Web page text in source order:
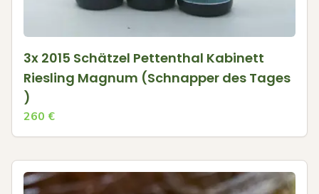
3x 2015 Schätzel Pettenthal Kabinett
Riesling Magnum (Schnapper des Tages
)
260 €